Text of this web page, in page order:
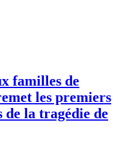
familles de
les premiers
de la tragédie de